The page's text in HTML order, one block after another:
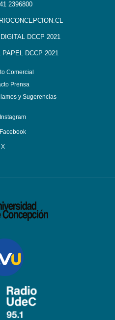
2396800
DCCP 2021
PAPEL DCCP 2021
Comercial
Prensa
y Sugerencias
Instagram
Facebook
X